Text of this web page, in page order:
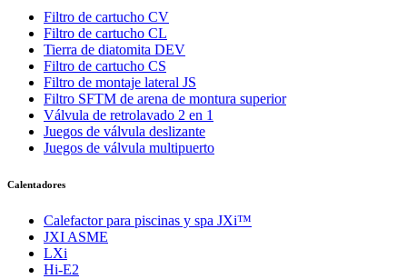
Filtro de cartucho CV
Filtro de cartucho CL
Tierra de diatomita DEV
Filtro de cartucho CS
Filtro de montaje lateral JS
Filtro SFTM de arena de montura superior
Válvula de retrolavado 2 en 1
Juegos de válvula deslizante
Juegos de válvula multipuerto
Calentadores
Calefactor para piscinas y spa JXi™
JXI ASME
LXi
Hi-E2